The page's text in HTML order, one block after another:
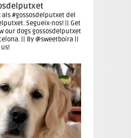
als #gossosdelputxet del
Segueix-nos! || Get
our dogs gossosdelputxet
|| By @sweetboira ||